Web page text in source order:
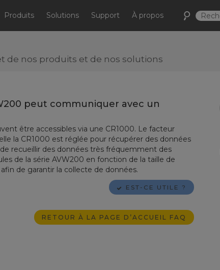
Produits Solutions Support À propos
de nos produits et de nos solutions
peut communiquer avec un
être accessibles via une CR1000. Le facteur
la CR1000 est réglée pour récupérer des données
recueillir des données très fréquemment des
de la série AVW200 en fonction de la taille de
de garantir la collecte de données.
EST-CE UTILE ?
RETOUR À LA PAGE D’ACCUEIL FAQ